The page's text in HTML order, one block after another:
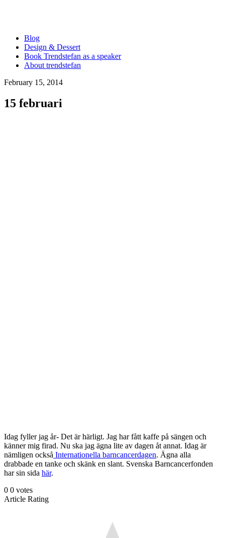
Blog
Design & Dessert
Book Trendstefan as a speaker
About trendstefan
February 15, 2014
15 februari
Idag fyller jag år- Det är härligt. Jag har fått kaffe på sängen och
känner mig firad. Nu ska jag ägna lite av dagen åt annat. Idag är
nämligen också Internationella barncancerdagen. Ägna alla
drabbade en tanke och skänk en slant. Svenska Barncancerfonden
har sin sida här.
0 0 votes
Article Rating